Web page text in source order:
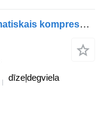
Atego 2 (01.04-) 0024604980 pneimatiskais kompresors paredzēts Mercedes-Benz Atego, Atego 2, Atego 3 (1996-) kravas automašīnas
dīzeļdegviela